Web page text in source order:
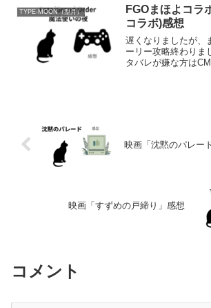
自身『Fate...
TYPE-MOON（型月）
FGOまほよコラ
コラボ)感想
遅くなりましたが、
ーリー攻略終わりま
タバレが嫌な方は
映画「沈黙のパレー
映画「すずめの戸締り」感想
コメント